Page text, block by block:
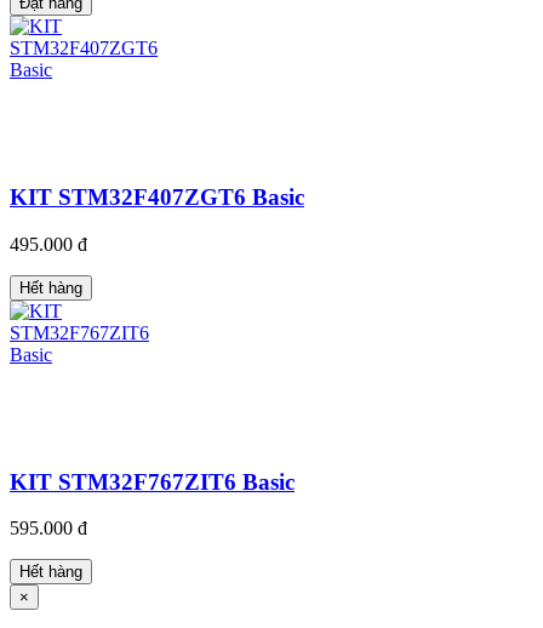
KIT STM32F407ZGT6 Basic
495.000 đ
Hết hàng
KIT STM32F767ZIT6 Basic
595.000 đ
Hết hàng
×